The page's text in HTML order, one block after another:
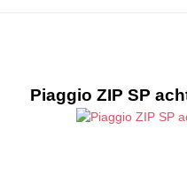
Piaggio ZIP SP